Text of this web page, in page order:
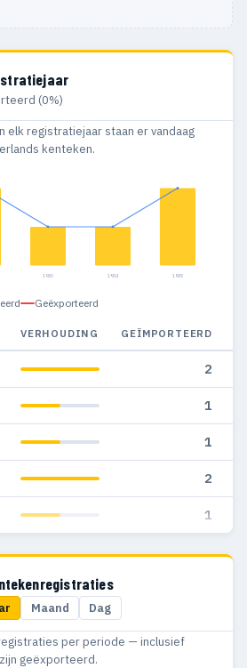
(0%)
elk registratiejaar staan er vandaag
kenteken.
1980 1984 1985
Geëxporteerd
VERHOUDING GEÏMPORTEERD
2
1
1
2
1
Maand Dag
per periode — inclusief
geëxporteerd.